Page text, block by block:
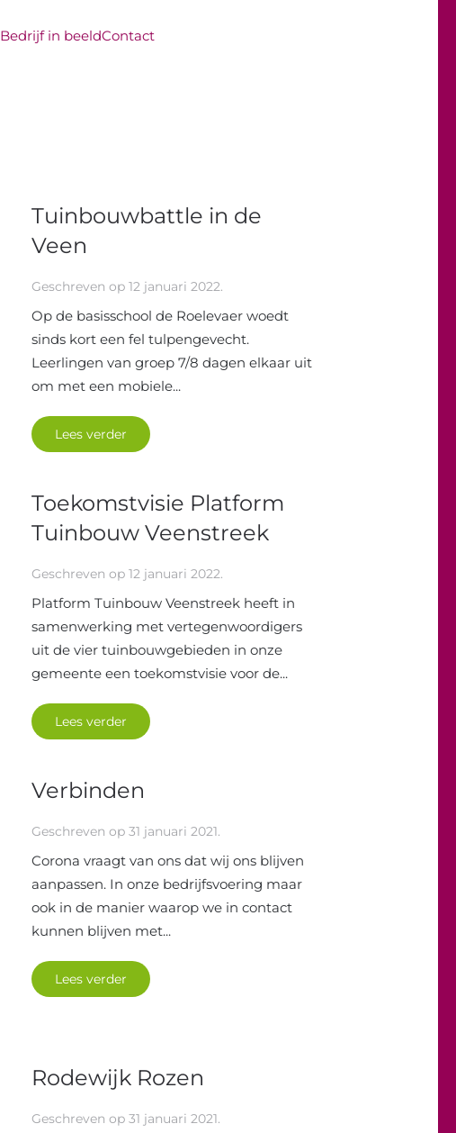
Bedrijf in beeldContact
Tuinbouwbattle in de
Veen
Geschreven op 12 januari 2022.
Op de basisschool de Roelevaer woedt
sinds kort een fel tulpengevecht.
Leerlingen van groep 7/8 dagen elkaar uit
om met een mobiele...
Lees verder
Toekomstvisie Platform
Tuinbouw Veenstreek
Geschreven op 12 januari 2022.
Platform Tuinbouw Veenstreek heeft in
samenwerking met vertegenwoordigers
uit de vier tuinbouwgebieden in onze
gemeente een toekomstvisie voor de...
Lees verder
Verbinden
Geschreven op 31 januari 2021.
Corona vraagt van ons dat wij ons blijven
aanpassen. In onze bedrijfsvoering maar
ook in de manier waarop we in contact
kunnen blijven met...
Lees verder
Rodewijk Rozen
Geschreven op 31 januari 2021.